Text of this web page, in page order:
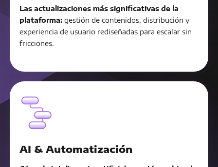
Las actualizaciones más significativas de la
plataforma: gestión de contenidos, distribución y
experiencia de usuario rediseñadas para escalar sin
fricciones.
AI & Automatización